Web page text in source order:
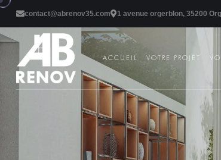
contact@abrenov35.com 1 avenue orgerblon, 35200
ACCUEIL VOTRE PROJET